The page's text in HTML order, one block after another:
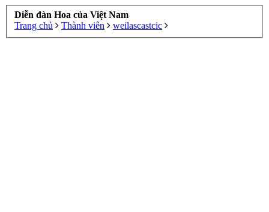
Diễn đàn Hoa của Việt Nam
Trang chủ
Thành viên weilascastcic